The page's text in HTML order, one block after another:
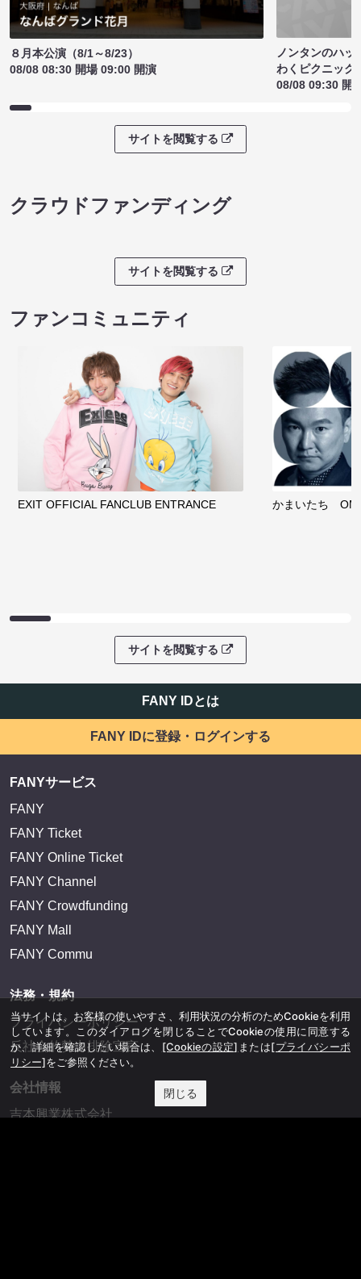
８月本公演（8/1～8/23）
08/08 08:30 開場 09:00 開演
ノンタンのハッ
わくピクニック
08/08 09:30 開
サイトを閲覧する
クラウドファンディング
サイトを閲覧する
ファンコミュニティ
EXIT OFFICIAL FANCLUB ENTRANCE かまいたち
サイトを閲覧する
FANY IDとは
FANY IDに登録・ログインする
FANYサービス
FANY
FANY Ticket
FANY Online Ticket
FANY Channel
FANY Crowdfunding
FANY Mall
FANY Commu
法務・規約
プライバシーポリシー
反社会的勢力排除宣言
会社情報
吉本興業株式会社
当サイトは、お客様の使いやすさ、利用状況の分析のためCookieを利用
しています。このダイアログを閉じることでCookieの使用に同意する
か、詳細を確認したい場合は、 [Cookieの設定] または[プライバシーポ
リシー]をご参照ください。
閉じる